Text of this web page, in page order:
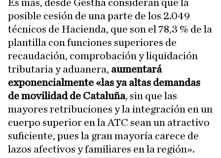
Es más, desde Gestha consideran que la
posible cesión de una parte de los 2.049
técnicos de Hacienda, que son el 78,3 % de la
plantilla con funciones superiores de
recaudación, comprobación y liquidación
tributaria y aduanera, aumentará
exponencialmente «las ya altas demandas
de movilidad de Cataluña, sin que las
mayores retribuciones y la integración en un
cuerpo superior en la ATC sean un atractivo
suficiente, pues la gran mayoría carece de
lazos afectivos y familiares en la región».